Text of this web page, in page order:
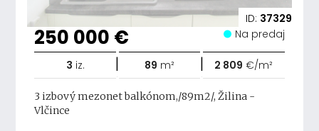
ID: 37329
250 000 € Na predaj
3 iz. | 89 m² | 2 809 €/m²
3 izbový mezonet balkónom,/89m2/, Žilina -
Vlčince